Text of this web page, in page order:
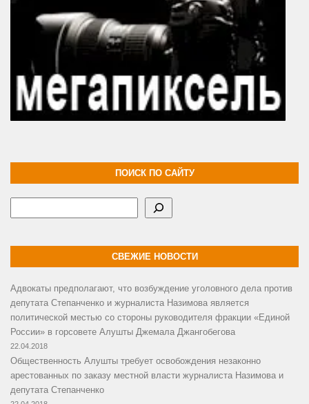
ПОИСК ПО САЙТУ
СВЕЖИЕ НОВОСТИ
Адвокаты предполагают, что возбуждение уголовного дела против
депутата Степанченко и журналиста Назимова является
политической местью со стороны руководителя фракции «Единой
России» в горсовете Алушты Джемала Джангобегова
22.04.2018
Общественность Алушты требует освобождения незаконно
арестованных по заказу местной власти журналиста Назимова и
депутата Степанченко